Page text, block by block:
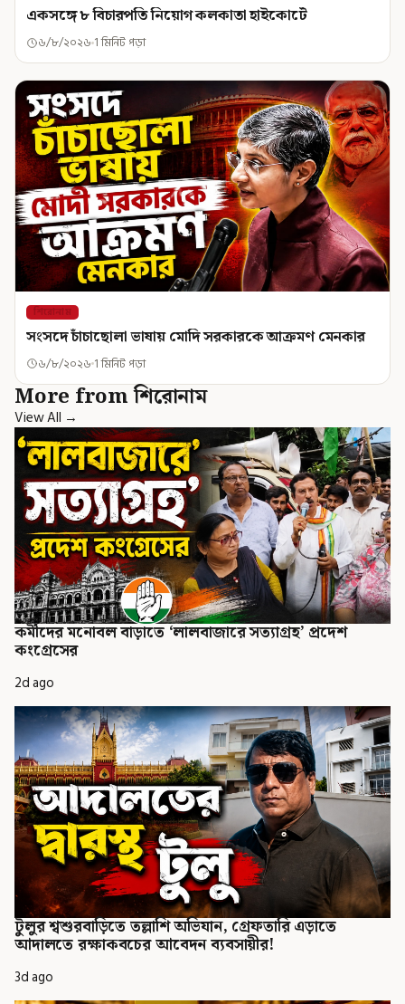
একসঙ্গে ৮ বিচারপতি নিয়োগ কলকাতা হাইকোর্টে
৬/৮/২০২৬ 1 মিনিট পড়া
শিরোনাম
সংসদে চাঁচাছোলা ভাষায় মোদি সরকারকে আক্রমণ মেনকার
৬/৮/২০২৬ 1 মিনিট পড়া
More from শিরোনাম
View All →
কর্মীদের মনোবল বাড়াতে ‘লালবাজারে সত্যাগ্রহ’ প্রদেশ
কংগ্রেসের
2d ago
টুলুর শ্বশুরবাড়িতে তল্লাশি অভিযান, গ্রেফতারি এড়াতে
আদালতে রক্ষাকবচের আবেদন ব্যবসায়ীর!
3d ago